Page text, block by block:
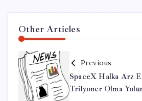
Other Articles
Previous
SpaceX Halka Arz
Trilyoner Olma